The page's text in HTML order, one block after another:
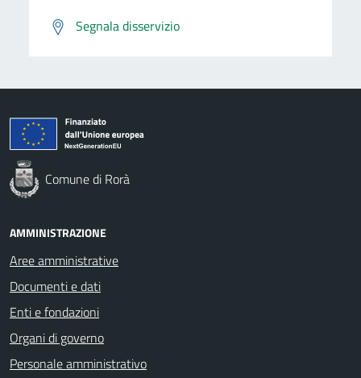
Segnala disservizio
Comune di Rorà
AMMINISTRAZIONE
Aree amministrative
Documenti e dati
Enti e fondazioni
Organi di governo
Personale amministrativo